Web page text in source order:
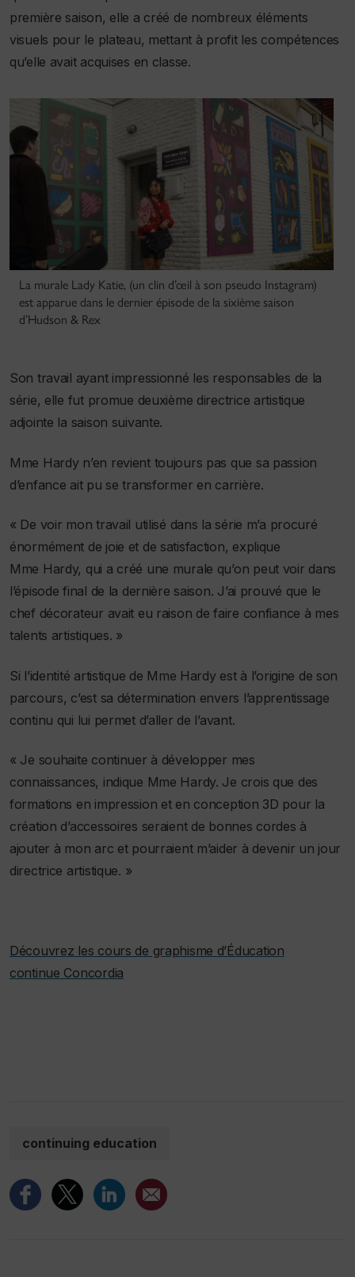
première saison, elle a créé de nombreux éléments
visuels pour le plateau, mettant à profit les compétences
qu’elle avait acquises en classe.
La murale Lady Katie, (un clin d’œil à son pseudo Instagram)
est apparue dans le dernier épisode de la sixième saison
d’Hudson & Rex
Son travail ayant impressionné les responsables de la
série, elle fut promue deuxième directrice artistique
adjointe la saison suivante.
Mme Hardy n’en revient toujours pas que sa passion
d’enfance ait pu se transformer en carrière.
« De voir mon travail utilisé dans la série m’a procuré
énormément de joie et de satisfaction, explique
Mme Hardy, qui a créé une murale qu’on peut voir dans
l’épisode final de la dernière saison. J’ai prouvé que le
chef décorateur avait eu raison de faire confiance à mes
talents artistiques. »
Si l’identité artistique de Mme Hardy est à l’origine de son
parcours, c’est sa détermination envers l’apprentissage
continu qui lui permet d’aller de l’avant.
« Je souhaite continuer à développer mes
connaissances, indique Mme Hardy. Je crois que des
formations en impression et en conception 3D pour la
création d’accessoires seraient de bonnes cordes à
ajouter à mon arc et pourraient m’aider à devenir un jour
directrice artistique. »
Découvrez les cours de graphisme d’Éducation
continue Concordia
continuing education